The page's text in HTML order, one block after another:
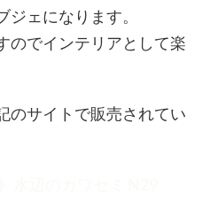
ェになります。
のでインテリアとして楽
のサイトで販売されてい